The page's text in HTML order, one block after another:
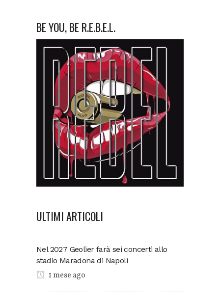
BE YOU, BE R.E.B.E.L.
ULTIMI ARTICOLI
Nel 2027 Geolier farà sei concerti allo
stadio Maradona di Napoli
1 mese ago